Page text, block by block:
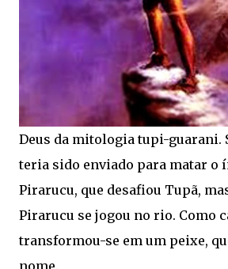
Deus da mitologia tupi-guarani.
teria sido enviado para matar o
Pirarucu, que desafiou Tupã,
Pirarucu se jogou no rio. Como
transformou-se em um peixe,